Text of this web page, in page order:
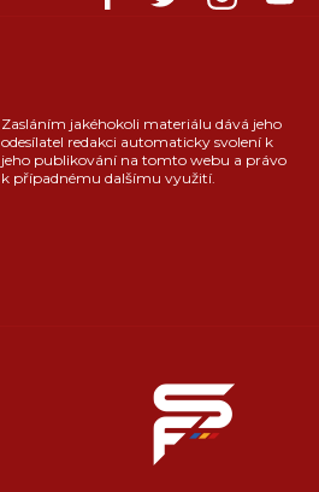
Zasláním jakéhokoli materiálu dává jeho
odesílatel redakci automaticky svolení k
jeho publikování na tomto webu a právo
k případnému dalšímu využití.